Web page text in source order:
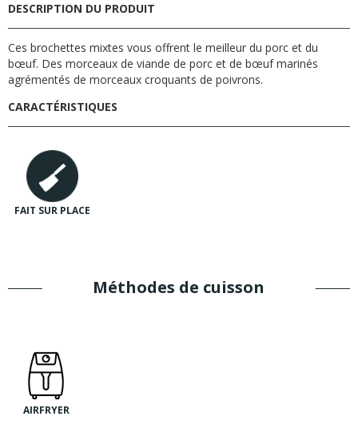
DESCRIPTION DU PRODUIT
Ces brochettes mixtes vous offrent le meilleur du porc et du
bœuf. Des morceaux de viande de porc et de bœuf marinés
agrémentés de morceaux croquants de poivrons.
CARACTÉRISTIQUES
FAIT SUR PLACE
Méthodes de cuisson
AIRFRYER